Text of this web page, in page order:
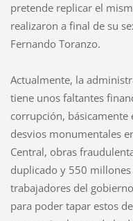
pretende replicar el
realizaron a final de su
Fernando Toranzo.
Actualmente, la
tiene unos faltantes
corrupción, básicamente
desvios monumentales
Central, obras
duplicado y 550
trabajadores del
para poder tapar estos